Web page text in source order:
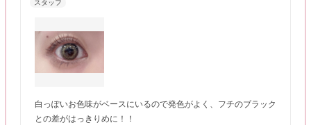
白っぽいお色味がベースにいるので発色がよく、フチのブラック
との差がはっきりめに！！